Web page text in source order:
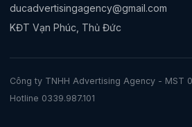
ducadvertisingagency@gmail.com
KĐT Vạn Phúc, Thủ Đức
Công ty TNHH Advertising Agency - MST
Hotline 0339.987.101